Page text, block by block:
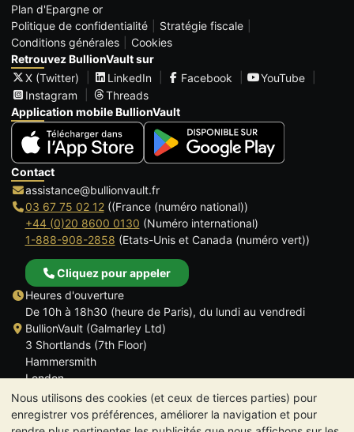
Nous utilisons des cookies (et ceux de tierces parties) pour
enregistrer vos préférences, améliorer la navigation et pour
Plan d'Epargne or
Politique de confidentialité
Stratégie fiscale
Conditions générales
Cookies
Retrouvez BullionVault sur
X (Twitter)
LinkedIn Facebook
YouTube
Instagram
Threads
Application mobile BullionVault
Contact
assistance@bullionvault.fr
03 67 75 02 12((France (numéro national))
+44 (0)20 8600 0130 (Numéro international)
1-888-908-2858 (Etats-Unis et Canada (numéro vert))
Cliquez pour appeler
Heures d'ouverture
De 10h à 18h30 (heure de Paris), du lundi au vendredi
BullionVault (Galmarley Ltd)
3 Shortlands (7th Floor)
Hammersmith
London
W6 8DA
ROYAUME UNI